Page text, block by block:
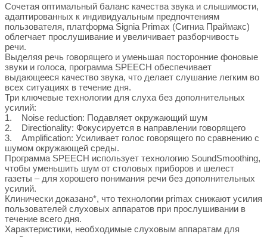
Сочетая оптимальный баланс качества звука и слышимости,
адаптированных к индивидуальным предпочтениям
пользователя, платформа Signia Primax (Сигниа Праймакс)
облегчает прослушивание и увеличивает разборчивость
речи.
Выделяя речь говорящего и уменьшая посторонние фоновые
звуки и голоса, программа SPEECH обеспечивает
выдающееся качество звука, что делает слушание легким во
всех ситуациях в течение дня.
Три ключевые технологии для слуха без дополнительных
усилий:
1. Noise reduction: Подавляет окружающий шум
2. Directionality: Фокусируется в направлении говорящего
3. Amplification: Усиливает голос говорящего по сравнению с
шумом окружающей среды.
Программа SPEECH использует технологию SoundSmoothing,
чтобы уменьшить шум от столовых приборов и шелест
газеты – для хорошего понимания речи без дополнительных
усилий.
Клинически доказано*, что технологии primax снижают усилия
пользователей слуховых аппаратов при прослушивании в
течение всего дня.
Характеристики, необходимые слуховым аппаратам для